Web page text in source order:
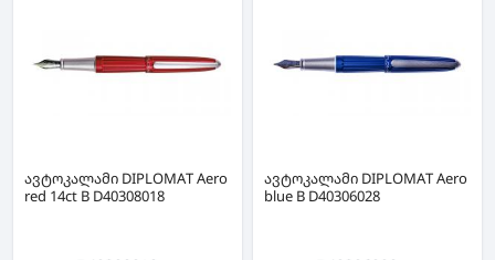
ავტოკალამი DIPLOMAT Aero
red 14ct B D40308018
ავტოკალამი DIPLOMAT Aero
blue B D40306028